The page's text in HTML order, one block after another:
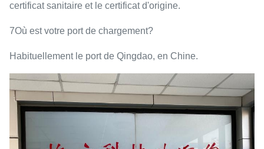
certificat sanitaire et le certificat d'origine.
7Où est votre port de chargement?
Habituellement le port de Qingdao, en Chine.